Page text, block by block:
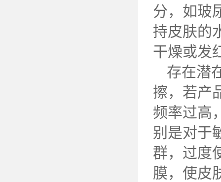
分，如玻
持皮肤的
干燥或发
存在潜
擦，若产
频率过高
别是对于
群，过度
膜，使皮